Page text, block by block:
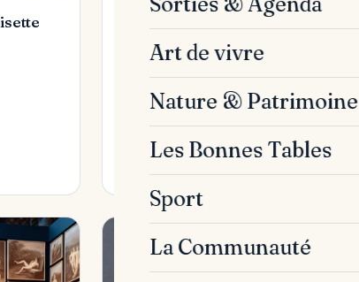
Art de vivre
Nature & Patrimoine
Les Bonnes Tables
Sport
La Communauté